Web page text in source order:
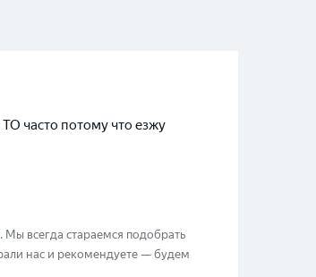
часто потому что езжу
всегда стараемся подобрать
нас и рекомендуете — будем